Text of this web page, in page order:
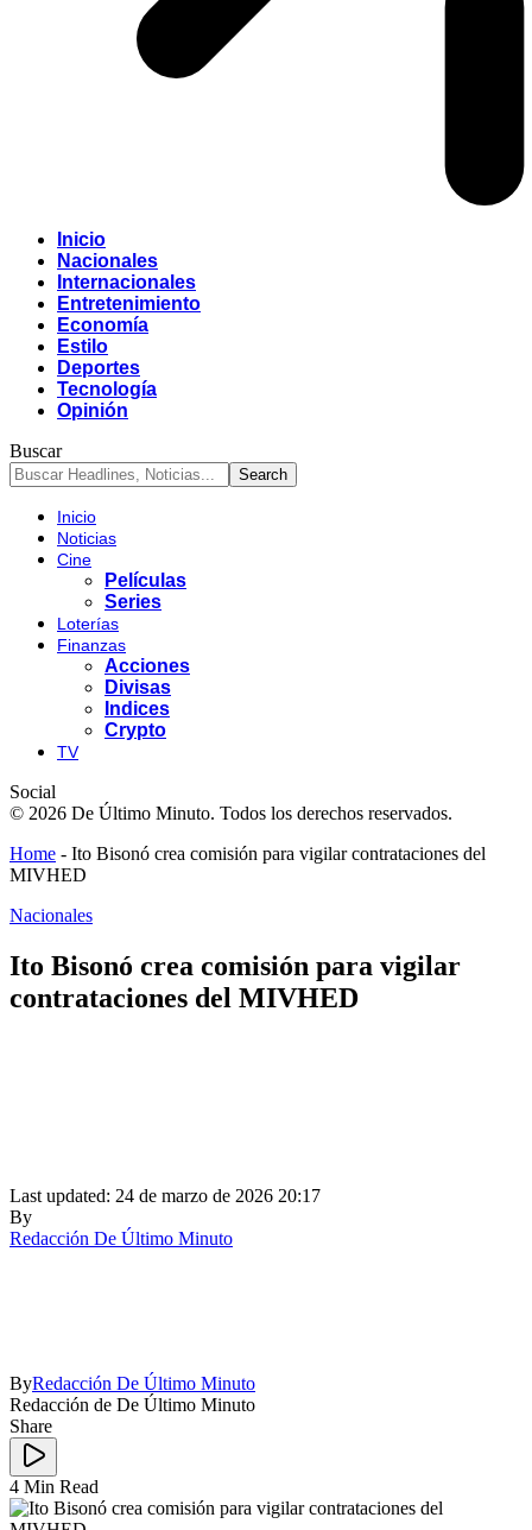
Inicio
Nacionales
Internacionales
Entretenimiento
Economía
Estilo
Deportes
Tecnología
Opinión
Buscar
Inicio
Noticias
Cine
Películas
Series
Loterías
Finanzas
Acciones
Divisas
Indices
Crypto
TV
Social
© 2026 De Último Minuto. Todos los derechos reservados.
Home - Ito Bisonó crea comisión para vigilar contrataciones del
MIVHED
Nacionales
Ito Bisonó crea comisión para vigilar
contrataciones del MIVHED
Last updated: 24 de marzo de 2026 20:17
By
Redacción De Último Minuto
ByRedacción De Último Minuto
Redacción de De Último Minuto
Share
4 Min Read